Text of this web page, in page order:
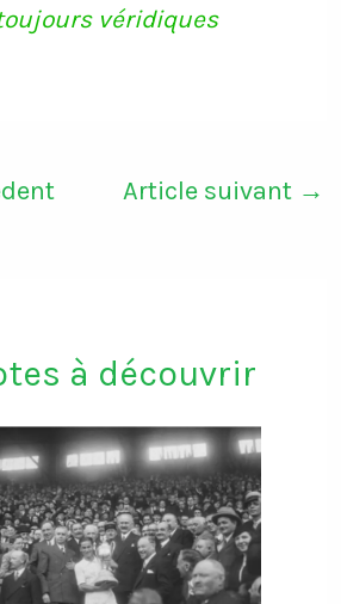
véridiques
Article suivant →
à découvrir